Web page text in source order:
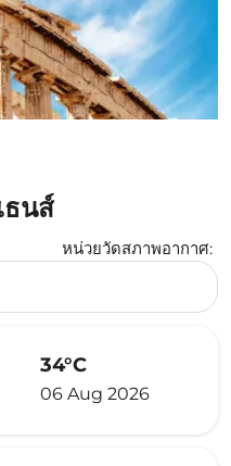
ธนส์
หน่วยวัดสภาพอากาศ:
34°C
06 Aug 2026